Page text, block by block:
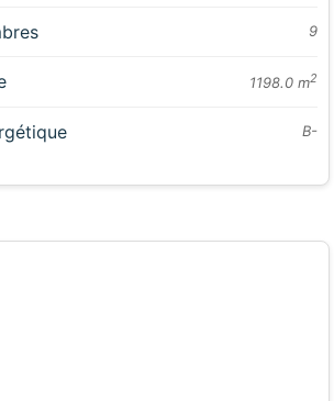
9
1198.0 m2
B-